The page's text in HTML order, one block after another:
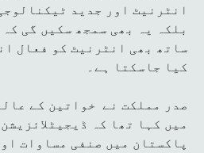
انٹرنیٹ اور جدید
بلکہ یہ بھی سمجھ سکیں گی
ساتھ بھی انٹرنیٹ کو فعال
کیا جاسکتا ہے۔
صدر مملکت نے خواتین کے
میں کہا تھا کہ
پاکستان میں صنفی مساوات